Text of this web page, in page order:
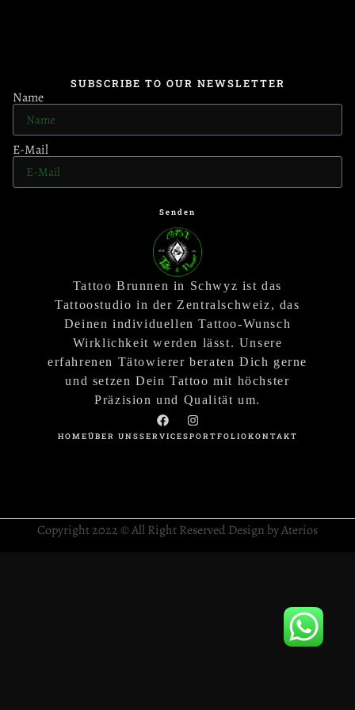
SUBSCRIBE TO OUR NEWSLETTER
Name
E-Mail
Senden
Tattoo Brunnen in Schwyz ist das
Tattoostudio in der Zentralschweiz, das
Deinen individuellen Tattoo-Wunsch
Wirklichkeit werden lässt. Unsere
erfahrenen Tätowierer beraten Dich gerne
und setzen Dein Tattoo mit höchster
Präzision und Qualität um.
HOMEÜBER UNSSERVICESPORTFOLIOKONTAKT
Copyright 2022 © All Right Reserved Design by Aterios